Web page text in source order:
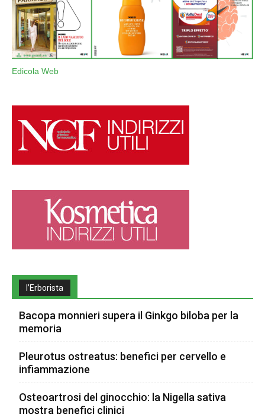
Edicola Web
l’Erborista
Bacopa monnieri supera il Ginkgo biloba per la
memoria
Pleurotus ostreatus: benefici per cervello e
infiammazione
Osteoartrosi del ginocchio: la Nigella sativa
mostra benefici clinici